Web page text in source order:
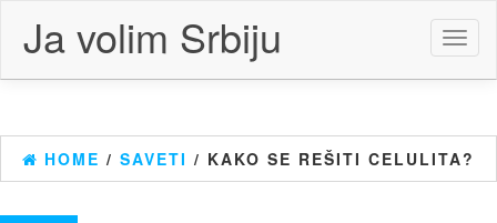
content
Ja volim Srbiju
HOME / SAVETI / KAKO SE REŠITI CELULITA?